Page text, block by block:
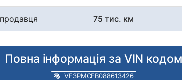
75 тис. км
Повна інформація за VIN кодом
VF3PMCFB088613426